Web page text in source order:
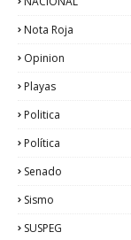
Nota Roja
Opinion
Playas
Politica
Política
Senado
Sismo
SUSPEG